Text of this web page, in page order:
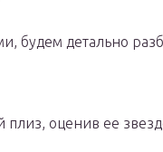
будем детально
плиз, оценив ее